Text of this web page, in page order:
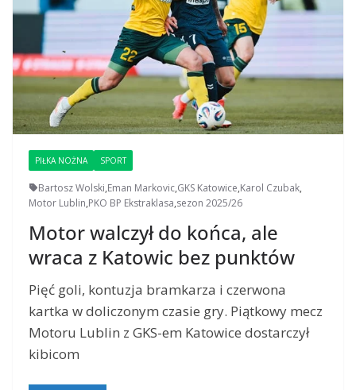
PIŁKA NOŻNA SPORT
Bartosz Wolski,Eman Markovic,GKS Katowice,Karol Czubak,
Motor Lublin,PKO BP Ekstraklasa,sezon 2025/26
Motor walczył do końca, ale
wraca z Katowic bez punktów
Pięć goli, kontuzja bramkarza i czerwona
kartka w doliczonym czasie gry. Piątkowy mecz
Motoru Lublin z GKS-em Katowice dostarczył
kibicom